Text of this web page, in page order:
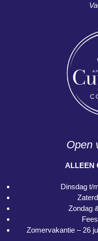
Open
ALLEEN
Dinsdag t/
Zondag
Zomervakantie – 26